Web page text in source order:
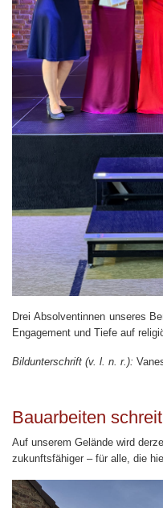
Drei Absolventinnen unseres
Engagement und Tiefe auf
Bildunterschrift (v. l. n. r.):
Bauarbeiten
Auf unserem Gelände wird
zukunftsfähiger – für alle, die